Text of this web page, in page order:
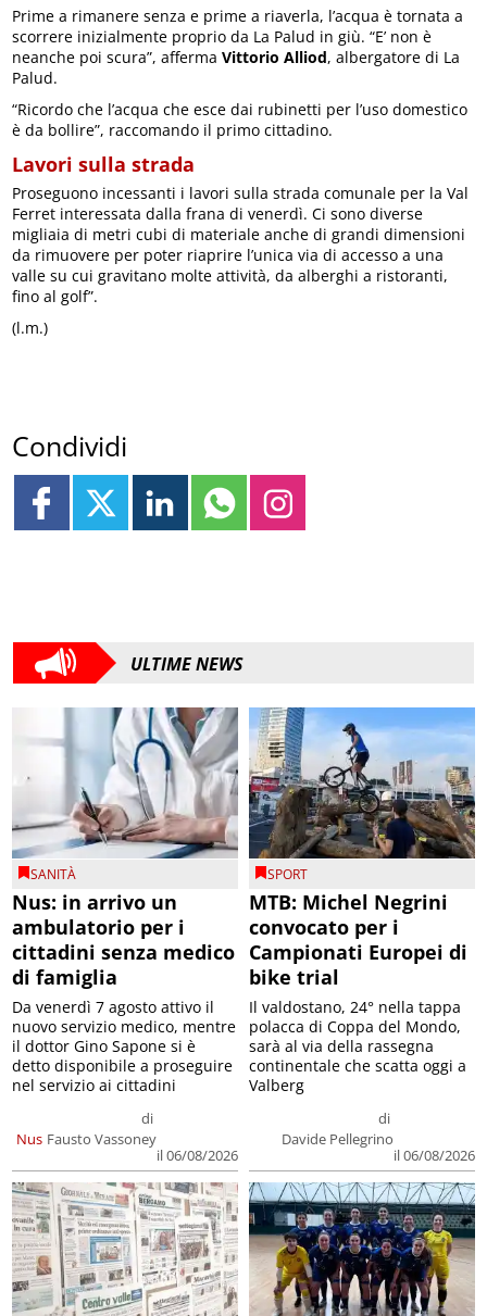
Prime a rimanere senza e prime a riaverla, l’acqua è tornata a
scorrere inizialmente proprio da La Palud in giù. “E’ non è
neanche poi scura”, affermaVittorio Alliod, albergatore di La
Palud.
“Ricordo che l’acqua che esce dai rubinetti per l’uso domestico
è da bollire”, raccomando il primo cittadino.
Lavori sulla strada
Proseguono incessanti i lavori sulla strada comunale per la Val
Ferret interessata dalla frana di venerdì. Ci sono diverse
migliaia di metri cubi di materiale anche di grandi dimensioni
da rimuovere per poter riaprire l’unica via di accesso a una
valle su cui gravitano molte attività, da alberghi a ristoranti,
fino al golf”.
(l.m.)
Condividi
ULTIME NEWS
SANITÀ
Nus: in arrivo un
ambulatorio per i
cittadini senza medico
di famiglia
Nus
di
Fausto Vassoney
il 06/08/2026
Da venerdì 7 agosto attivo il
nuovo servizio medico, mentre
il dottor Gino Sapone si è
detto disponibile a proseguire
nel servizio ai cittadini
SPORT
MTB: Michel Negrini
convocato per i
Campionati Europei di
bike trial
di
Davide Pellegrino
il 06/08/2026
Il valdostano, 24° nella tappa
polacca di Coppa del Mondo,
sarà al via della rassegna
continentale che scatta oggi a
Valberg